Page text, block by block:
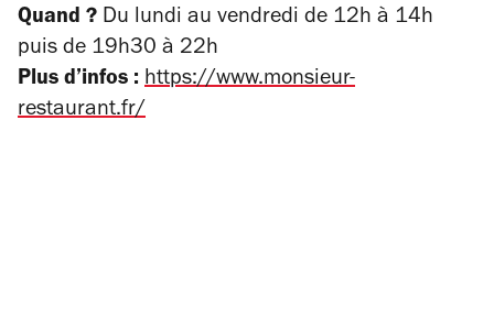
Quand ? Du lundi au vendredi de 12h à 14h
puis de 19h30 à 22h
Plus d’infos : https://www.monsieur-
restaurant.fr/